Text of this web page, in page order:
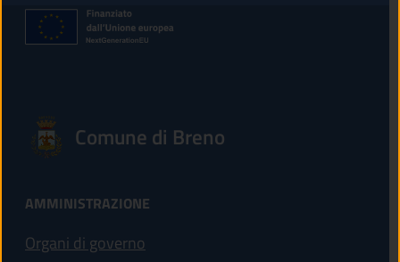
Comune di Breno
AMMINISTRAZIONE
Organi di governo